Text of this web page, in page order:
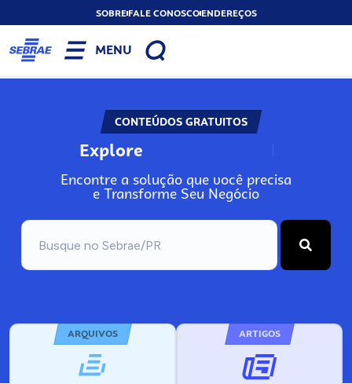
SOBREFALE CONOSCOENDEREÇOS
MENU
CONTEÚDOS GRATUITOS
Explore N
Encontre a solução que você precisa
e Transforme Seu Negócio
ARQUIVOS ARTIGOS